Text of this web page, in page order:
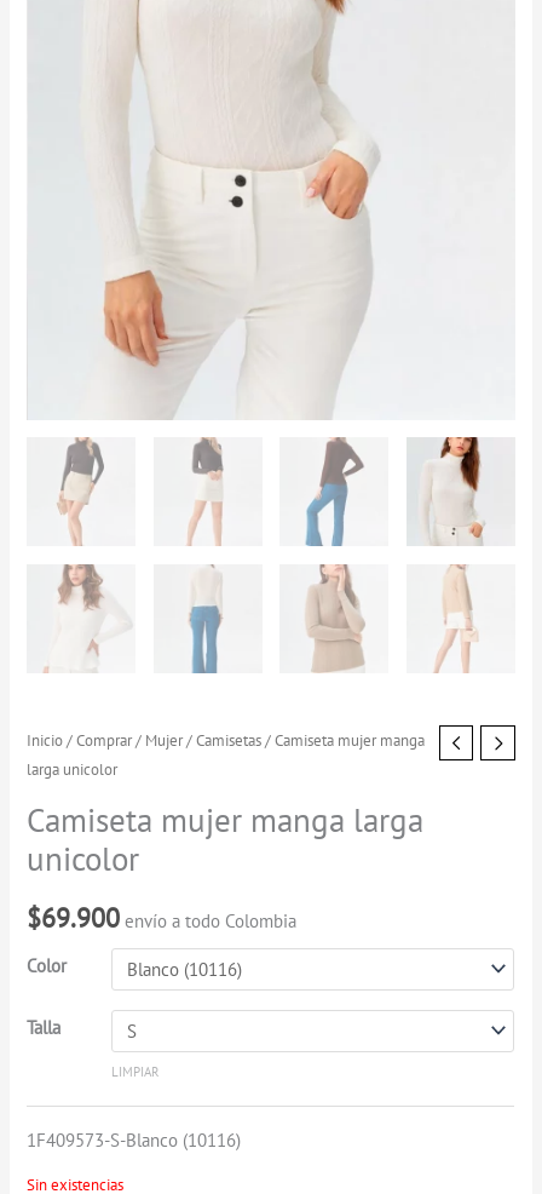
Inicio/Comprar/ Mujer/Camisetas/ Camiseta mujer manga
larga unicolor
Camiseta mujer manga larga
unicolor
$69.900 envío a todo Colombia
Color
Talla
LIMPIAR
1F409573-S-Blanco (10116)
Sin existencias
Camiseta
mujer
manga
larga
unicolor
cantidad